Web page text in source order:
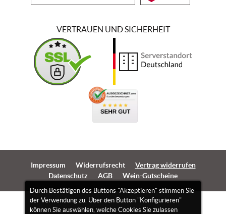
Durch Bestätigen des Buttons "Akzeptieren" stimmen Sie
der Verwendung zu. Über den Button "Konfigurieren"
können Sie auswählen, welche Cookies Sie zulassen
VERTRAUEN UND SICHERHEIT
Impressum Widerrufsrecht
Vertrag widerrufen
Datenschutz
AGB Wein-Gutscheine